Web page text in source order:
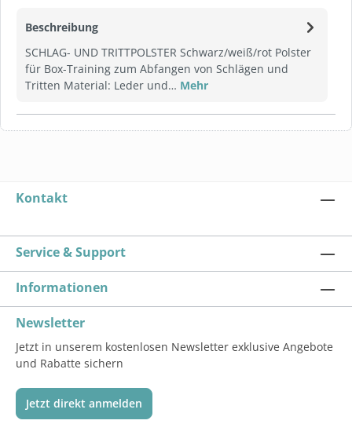
Beschreibung
SCHLAG- UND TRITTPOLSTER Schwarz/weiß/rot Polster
für Box-Training zum Abfangen von Schlägen und
Tritten Material: Leder und… Mehr
Kontakt
Service & Support
Informationen
Newsletter
Jetzt in unserem kostenlosen Newsletter exklusive Angebote
und Rabatte sichern
Jetzt direkt anmelden